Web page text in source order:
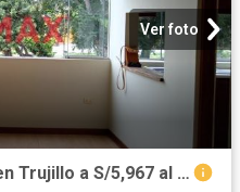
Ver foto
Departamento en alquiler en Trujillo a S/5,967 al mes